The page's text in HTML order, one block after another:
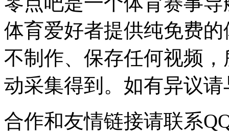
体育爱好者提供纯免费
不制作、保存任何视频
动采集得到。如有异议
合作和友情链接请联系